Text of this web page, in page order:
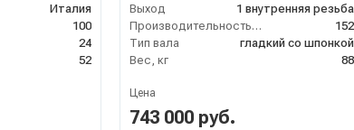
Италия
100
24
52
Выход
1 внутренняя резьба
Производительность (л/мин)
152
Тип вала
гладкий со шпонкой
Вес, кг
88
Цена
743 000 руб.